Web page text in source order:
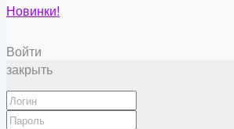
Новинки!
Войти
закрыть